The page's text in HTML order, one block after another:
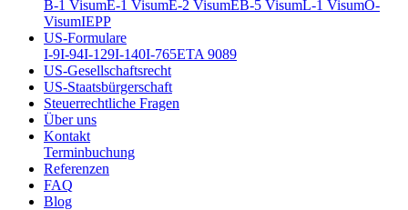
B-1 VisumE-1 VisumE-2 VisumEB-5 VisumL-1 VisumO-
VisumIEPP
US-Formulare
I-9I-94I-129I-140I-765ETA 9089
US-Gesellschaftsrecht
US-Staatsbürgerschaft
Steuerrechtliche Fragen
Über uns
Kontakt
Terminbuchung
Referenzen
FAQ
Blog